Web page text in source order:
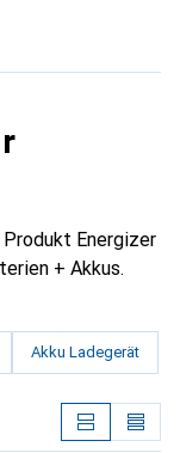
Energizer
+ Akkus.
Akku Ladegerät